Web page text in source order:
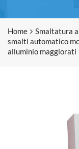
Home Smaltatura
smalti automatico
alluminio maggiorati